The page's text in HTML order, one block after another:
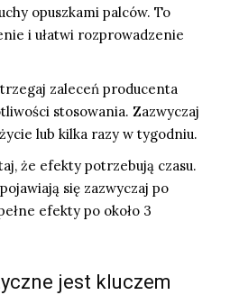
opuszkami palców. To
i ułatwi rozprowadzenie
zaleceń producenta
stosowania. Zazwyczaj
lub kilka razy w tygodniu.
że efekty potrzebują czasu.
się zazwyczaj po
efekty po około 3
jest kluczem